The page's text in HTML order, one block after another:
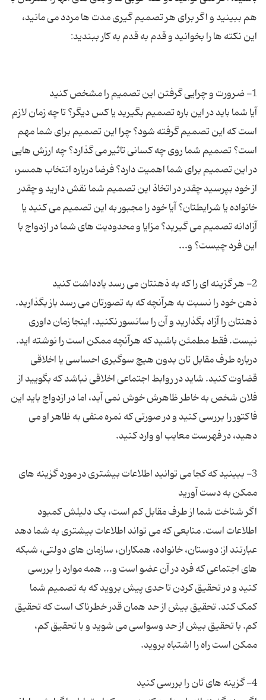
هم ببینید و اگر برای هر تصمیم گیری مدت ها مردد می مانید،
آیا شما باید در این باره تصمیم بگیرید یا کس دیگر؟ تا چه زمان لازم
است که این تصمیم گرفته شود؟ چرا این تصمیم برای شما مهم
است؟ تصمیم شما روی چه کسانی تاثیر می گذارد؟ چه ارزش هایی
در این تصمیم برای شما اهمیت دارد؟ فرضا درباره انتخاب همسر،
از خود بپرسید چقدر در اتخاذ این تصمیم شما نقش دارید و چقدر
خانواده یا شرایطتان؟ آیا خود را مجبور به این تصمیم می کنید یا
آزادانه تصمیم می گیرید؟ مزایا و محدودیت های شما در ازدواج با
ذهن خود را نسبت به هرآنچه که به تصورتان می رسد باز بگذارید.
ذهنتان را آزاد بگذارید و آن را سانسور نکنید. اینجا زمان داوری
نیست. فقط مطمئن باشید که هرآنچه ممکن است را نوشته اید.
درباره طرف مقابل تان بدون هیچ سوگیری احساسی یا اخلاقی
قضاوت کنید. شاید در روابط اجتماعی اخلاقی نباشد که بگویید از
فلان شخص به خاطر ظاهرش خوش نمی آید، اما در ازدواج باید این
فاکتور را بررسی کنید و در صورتی که نمره منفی به ظاهر او می
3- ببینید که کجا می توانید اطلاعات بیشتری در مورد گزینه های
اگر شناخت شما از طرف مقابل کم است، یک دلیلش کمبود
اطلاعات است. منابعی که می تواند اطلاعات بیشتری به شما دهد
عبارتند از: دوستان، خانواده، همکاران، سازمان های دولتی، شبکه
های اجتماعی که فرد در آن عضو است و... همه موارد را بررسی
کنید و در تحقیق کردن تا حدی پیش بروید که به تصمیم شما
کمک کند. تحقیق بیش از حد همان قدر خطرناک است که تحقیق
کم. با تحقیق بیش از حد وسواسی می شوید و با تحقیق کم،